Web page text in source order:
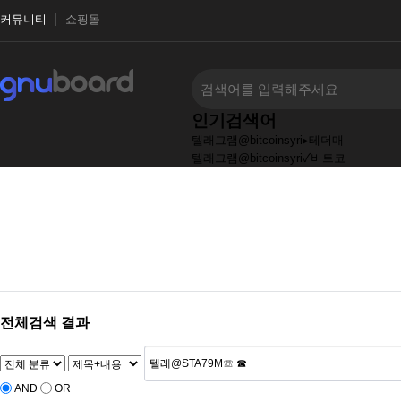
커뮤니티 쇼핑몰
인기검색어
텔래그램@bitcoinsyri▸테더매
텔래그램@bitcoinsyri✓비트코
전체검색 결과
AND OR